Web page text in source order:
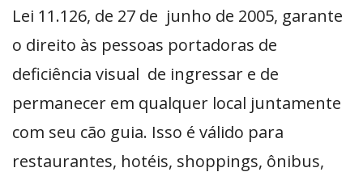
Lei 11.126, de 27 de junho de 2005, garante
o direito às pessoas portadoras de
deficiência visual de ingressar e de
permanecer em qualquer local juntamente
com seu cão guia. Isso é válido para
restaurantes, hotéis, shoppings, ônibus,